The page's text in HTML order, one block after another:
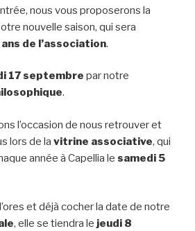
nous vous proposerons la
nouvelle saison, qui sera
de l’association.
17 septembre par notre
.
l’occasion de nous retrouver et
lors de la vitrine associative, qui
année à Capellia le samedi 5
et déjà cocher la date de notre
, elle se tiendra le jeudi 8